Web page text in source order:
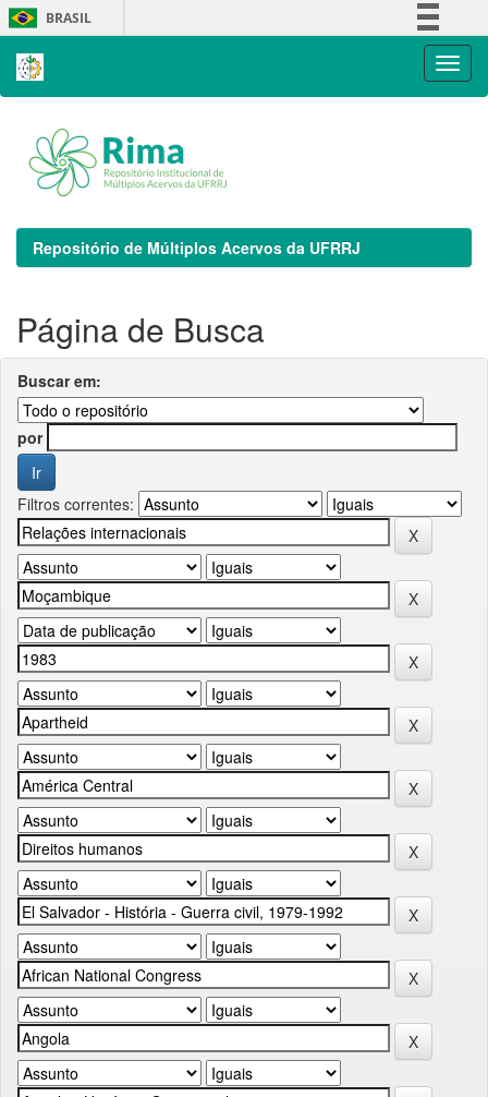
Skip
navigation
BRASIL
Repositório de Múltiplos Acervos da UFRRJ
Página de Busca
Buscar em:
por
Filtros correntes: